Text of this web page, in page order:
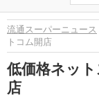
流通スーパーニュース
トコム開店
低価格ネッ
店